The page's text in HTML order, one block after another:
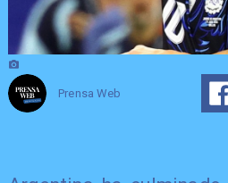
Prensa Web